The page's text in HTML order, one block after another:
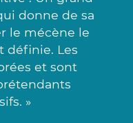
donne de sa
le mécène le
définie. Les
et sont
»